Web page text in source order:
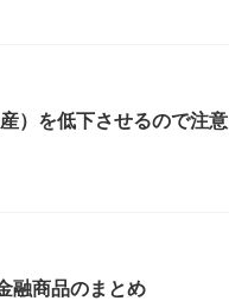
）を低下させるので注意
融商品のまとめ